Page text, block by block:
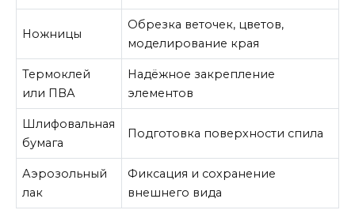
Ножницы
Обрезка веточек, цветов,
моделирование края
Термоклей
или ПВА
Надёжное закрепление
элементов
Шлифовальная
бумага
Подготовка поверхности спила
Аэрозольный
лак
Фиксация и сохранение
внешнего вида